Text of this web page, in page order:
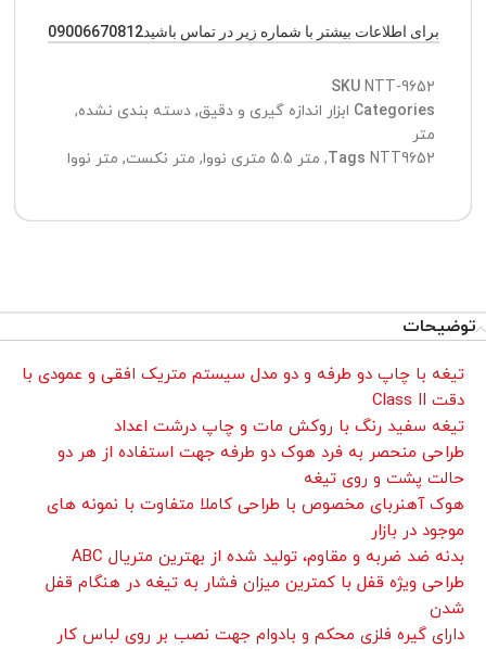
برای اطلاعات بیشتر با شماره زیر در تماس باشید09006670812
SKU NTT-9652
Categories ابزار اندازه گیری و دقیق, دسته بندی نشده,
متر
Tags NTT9652
, متر 5.5 متری نووا , متر نکست, متر نووا
توضیحات
تیغه با چاپ دو طرفه و دو مدل سیستم متریک افقی و عمودی با
دقت Class II
تیغه سفید رنگ با روکش مات و چاپ درشت اعداد
طراحی منحصر به فرد هوک دو طرفه جهت استفاده از هر دو
حالت پشت و روی تیغه
هوک آهنربای مخصوص با طراحی کاملا متفاوت با نمونه های
موجود در بازار
بدنه ضد ضربه و مقاوم، تولید شده از بهترین متریال ABC
طراحی ویژه قفل با کمترین میزان فشار به تیغه در هنگام قفل
شدن
دارای گیره فلزی محکم و بادوام جهت نصب بر روی لباس کار
تیم پشتیبانی عصر ابزار آماده ی پاسخ به سوالات شما
عزیزان میباشد